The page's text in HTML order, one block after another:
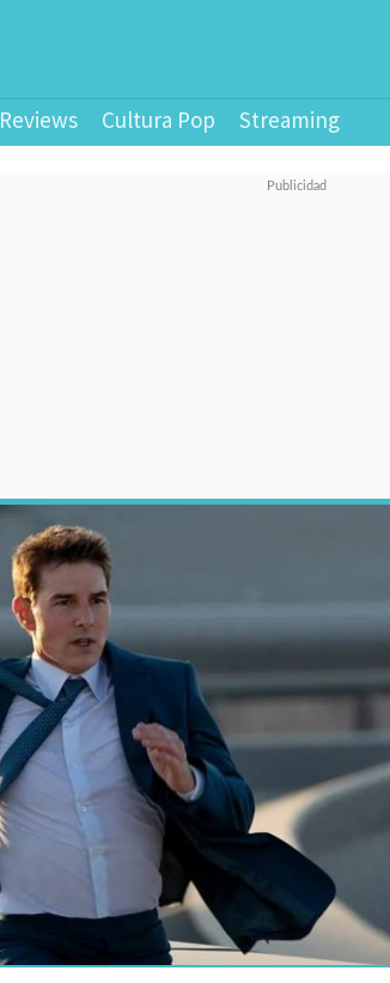
Reviews Cultura Pop Streaming